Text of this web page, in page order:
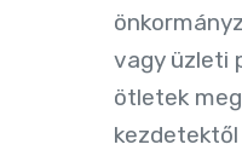
vagy üzleti
ötletek